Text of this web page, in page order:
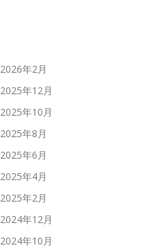
2026年2月
2025年12月
2025年10月
2025年8月
2025年6月
2025年4月
2025年2月
2024年12月
2024年10月